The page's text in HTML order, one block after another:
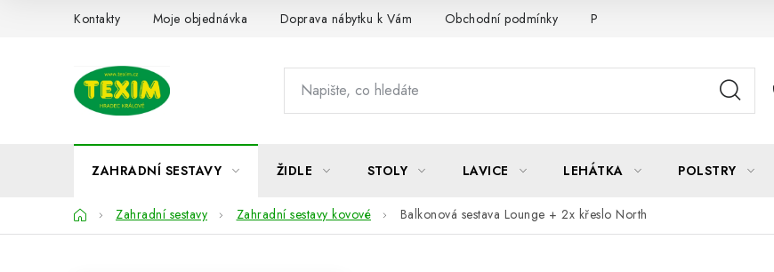
Kontakty Moje objednávka Doprava nábytku k Vám Obchodní podmínky Podmínky ochrany osobních údajů
ZAHRADNÍ SESTAVY ŽIDLE STOLY LAVICE LEHÁTKA POLSTRY
DomůZahradní sestavy Zahradní sestavy kovové Balkonová sestava Lounge + 2x křeslo North